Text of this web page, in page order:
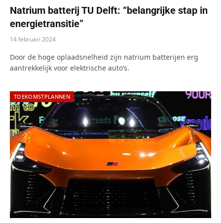
Natrium batterij TU Delft: “belangrijke stap in
energietransitie”
14 februari 2024
Door de hoge oplaadsnelheid zijn natrium batterijen erg
aantrekkelijk voor elektrische auto’s.
TOEKOMSTPLANNEN